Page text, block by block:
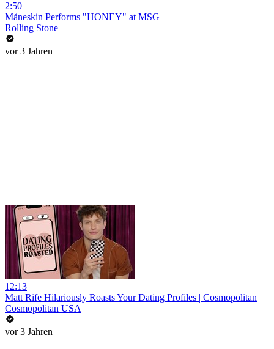
2:50
Måneskin Performs "HONEY" at MSG
Rolling Stone
vor 3 Jahren
12:13
Matt Rife Hilariously Roasts Your Dating Profiles | Cosmopolitan
Cosmopolitan USA
vor 3 Jahren